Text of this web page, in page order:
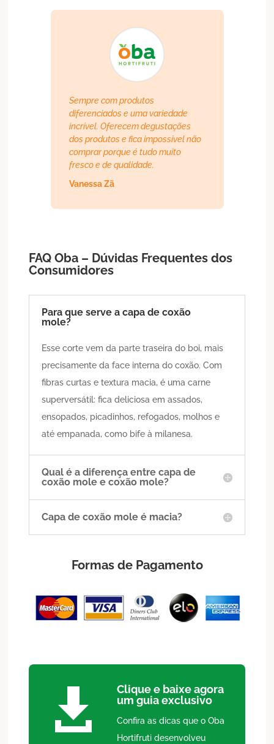
Sempre com produtos
diferenciados e uma variedade
incrível. Oferecem degustações
dos produtos e fica impossível não
comprar porque é tudo muito
fresco e de qualidade.
Vanessa Zã
FAQ Oba – Dúvidas Frequentes dos
Consumidores
Para que serve a capa de coxão
mole?
Esse corte vem da parte traseira do boi, mais
precisamente da face interna do coxão. Com
fibras curtas e textura macia, é uma carne
superversátil: fica deliciosa em assados,
ensopados, picadinhos, refogados, molhos e
até empanada, como bife à milanesa.
Qual é a diferença entre capa de
coxão mole e coxão mole?
Capa de coxão mole é macia?
Formas de Pagamento

Clique e baixe agora
um guia exclusivo
Confira as dicas que o Oba
Hortifruti desenvolveu